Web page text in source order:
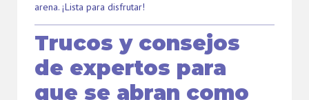
arena. ¡Lista para disfrutar!
Trucos y consejos
de expertos para
que se abran como